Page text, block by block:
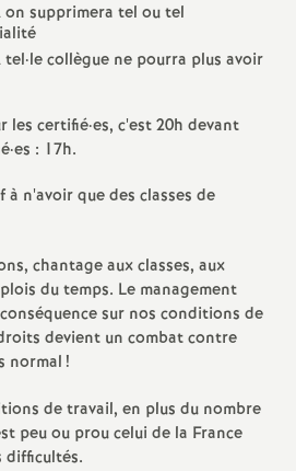
on supprimera tel ou tel
tel·le collègue ne pourra plus avoir
les certifié·es, c'est 20h devant
·es : 17h.
à n'avoir que des classes de
chantage aux classes, aux
du temps. Le management
sur nos conditions de
devient un combat contre
normal !
de travail, en plus du nombre
peu ou prou celui de la France
difficultés.